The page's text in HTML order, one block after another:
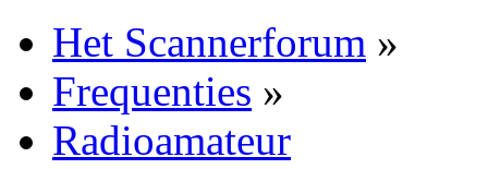
Het Scannerforum »
Frequenties »
Radioamateur